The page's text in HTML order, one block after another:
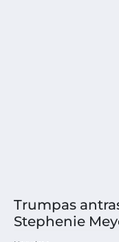
Trumpas
Stephenie